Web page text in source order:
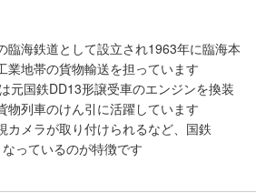
商品レビュー
LINEお友達登録
臨海鉄道として設立され1963年に臨海本
業地帯の貨物輸送を担っています
元国鉄DD13形譲受車のエンジンを換装
物列車のけん引に活躍しています
カメラが取り付けられるなど、国鉄
っているのが特徴です